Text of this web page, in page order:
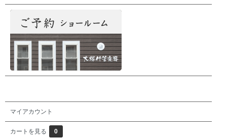
マイアカウント
カートを見る 0